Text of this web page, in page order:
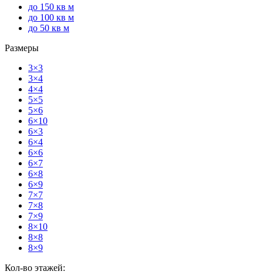
до 150 кв м
до 100 кв м
до 50 кв м
Размеры
3×3
3×4
4×4
5×5
5×6
6×10
6×3
6×4
6×6
6×7
6×8
6×9
7×7
7×8
7×9
8×10
8×8
8×9
Кол-во этажей: